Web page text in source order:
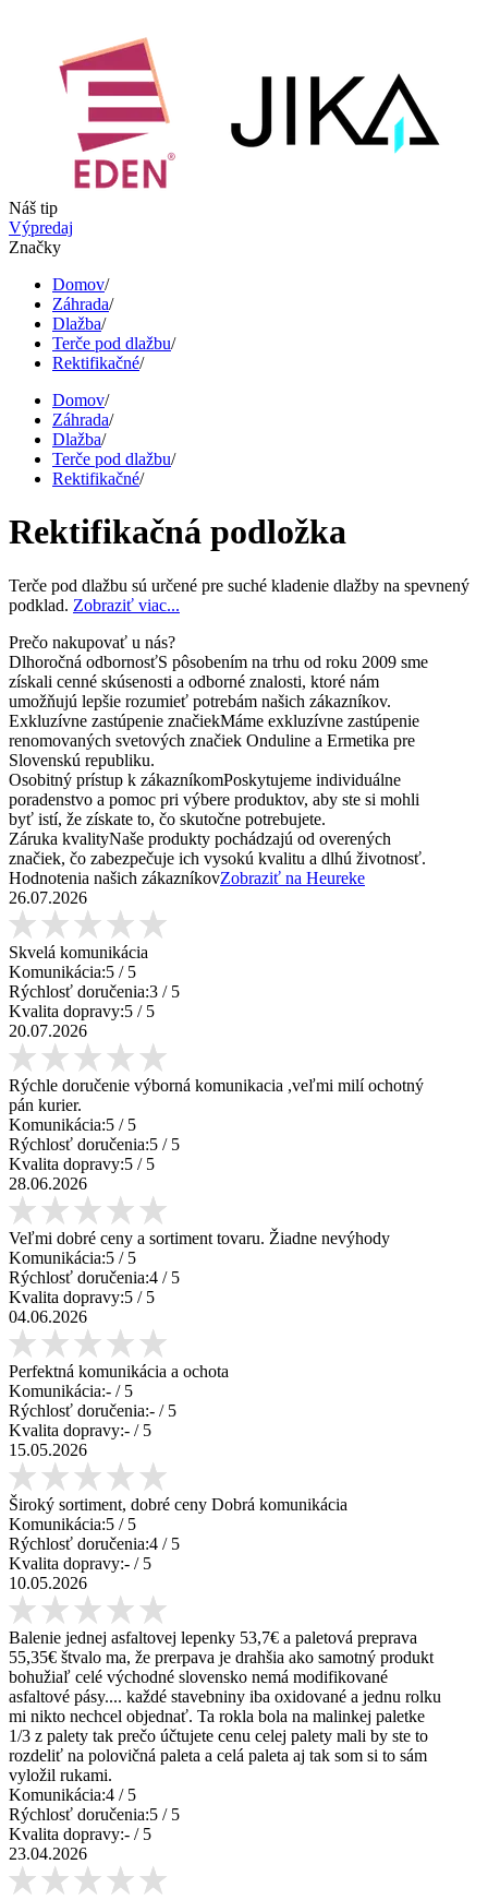
Náš tip
Výpredaj
Značky
Domov/
Záhrada/
Dlažba/
Terče pod dlažbu/
Rektifikačné/
Domov/
Záhrada/
Dlažba/
Terče pod dlažbu/
Rektifikačné/
Rektifikačná podložka
Terče pod dlažbu sú určené pre suché kladenie dlažby na spevnený
podklad. Zobraziť viac...
Prečo nakupovať u nás?
Dlhoročná odbornosťS pôsobením na trhu od roku 2009 sme
získali cenné skúsenosti a odborné znalosti, ktoré nám
umožňujú lepšie rozumieť potrebám našich zákazníkov.
Exkluzívne zastúpenie značiekMáme exkluzívne zastúpenie
renomovaných svetových značiek Onduline a Ermetika pre
Slovenskú republiku.
Osobitný prístup k zákazníkomPoskytujeme individuálne
poradenstvo a pomoc pri výbere produktov, aby ste si mohli
byť istí, že získate to, čo skutočne potrebujete.
Záruka kvalityNaše produkty pochádzajú od overených
značiek, čo zabezpečuje ich vysokú kvalitu a dlhú životnosť.
Hodnotenia našich zákazníkovZobraziť na Heureke
26.07.2026
Skvelá komunikácia
Komunikácia:5 / 5
Rýchlosť doručenia:3 / 5
Kvalita dopravy:5 / 5
20.07.2026
Rýchle doručenie výborná komunikacia ,veľmi milí ochotný
pán kurier.
Komunikácia:5 / 5
Rýchlosť doručenia:5 / 5
Kvalita dopravy:5 / 5
28.06.2026
Veľmi dobré ceny a sortiment tovaru. Žiadne nevýhody
Komunikácia:5 / 5
Rýchlosť doručenia:4 / 5
Kvalita dopravy:5 / 5
04.06.2026
Perfektná komunikácia a ochota
Komunikácia:- / 5
Rýchlosť doručenia:- / 5
Kvalita dopravy:- / 5
15.05.2026
Široký sortiment, dobré ceny Dobrá komunikácia
Komunikácia:5 / 5
Rýchlosť doručenia:4 / 5
Kvalita dopravy:- / 5
10.05.2026
Balenie jednej asfaltovej lepenky 53,7€ a paletová preprava
55,35€ štvalo ma, že prerpava je drahšia ako samotný produkt
bohužiaľ celé východné slovensko nemá modifikované
asfaltové pásy.... každé stavebniny iba oxidované a jednu rolku
mi nikto nechcel objednať. Ta rokla bola na malinkej paletke
1/3 z palety tak prečo účtujete cenu celej palety mali by ste to
rozdeliť na polovičná paleta a celá paleta aj tak som si to sám
vyložil rukami.
Komunikácia:4 / 5
Rýchlosť doručenia:5 / 5
Kvalita dopravy:- / 5
23.04.2026